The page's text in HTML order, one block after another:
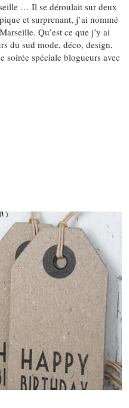
… Il se déroulait sur deux
et surprenant, j’ai nommé
Qu’est ce que j’y ai
du sud mode, déco, design,
spéciale blogueurs avec